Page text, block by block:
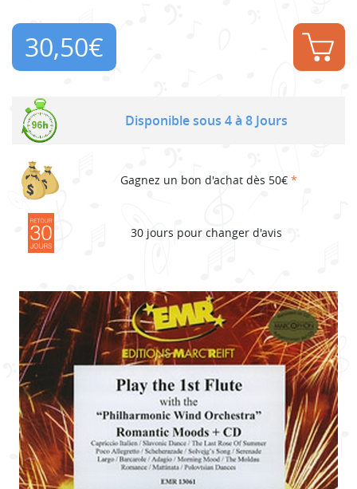
30,50€
Disponible sous 4 à 8 Jours
Gagnez un bon d'achat dès 50€ *
30 jours pour changer d'avis